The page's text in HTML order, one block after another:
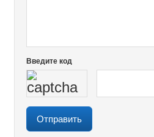
Введите код